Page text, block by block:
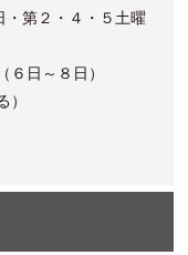
・第２・４・５土曜
日～８日）